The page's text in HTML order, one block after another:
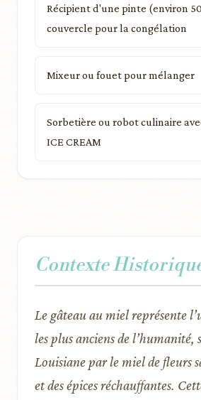
Récipient d'une pinte (environ
couvercle pour la congélation
Mixeur ou fouet pour mélanger
Sorbetière ou robot culinaire
ICE CREAM
Contexte
Le gâteau au miel représente
les plus anciens de l’humanité,
Louisiane par le miel de fleurs
et des épices réchauffantes.